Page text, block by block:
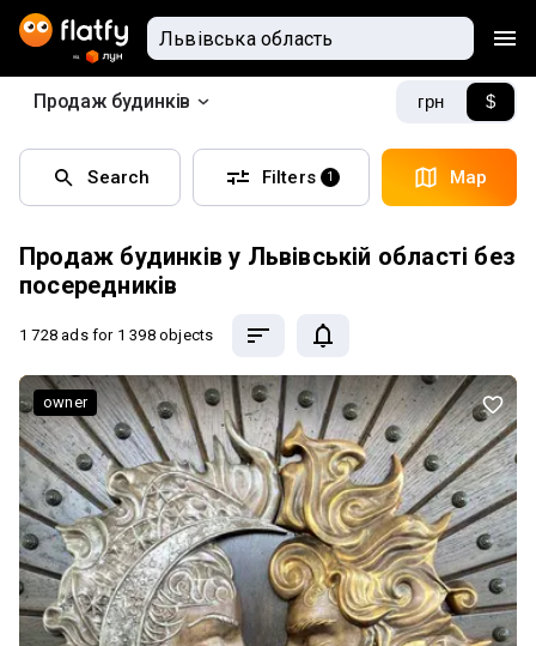
Продаж будинків грн $
Search Filters 1 Map
Продаж будинків у Львівській області без
посередників
1 728 ads for 1 398 objects
owner